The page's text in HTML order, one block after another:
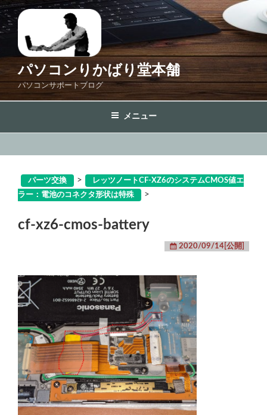
コ
ン
テ
ス
プ
パソコンりかばり堂本舗
パソコンサポートブログ
メニュー
パーツ交換 >
レッツノートCF-XZ6のシステムCMOS値エ
ラー：電池のコネクタ形状は特殊
>
cf-xz6-cmos-battery
2020/09/14[公開]